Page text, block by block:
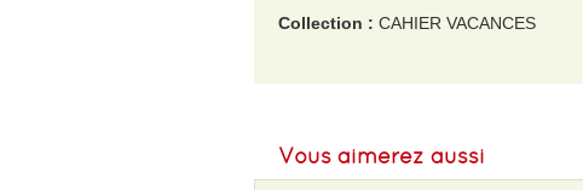
Collection : CAHIER VACANCES
Format L :195
Vous aimerez aussi